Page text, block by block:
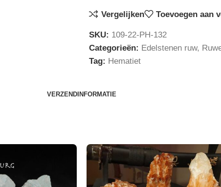
Vergelijken Toevoegen aan
SKU: 109-22-PH-132
Categorieën: Edelstenen ruw,
Tag: Hematiet
VERZENDINFORMATIE